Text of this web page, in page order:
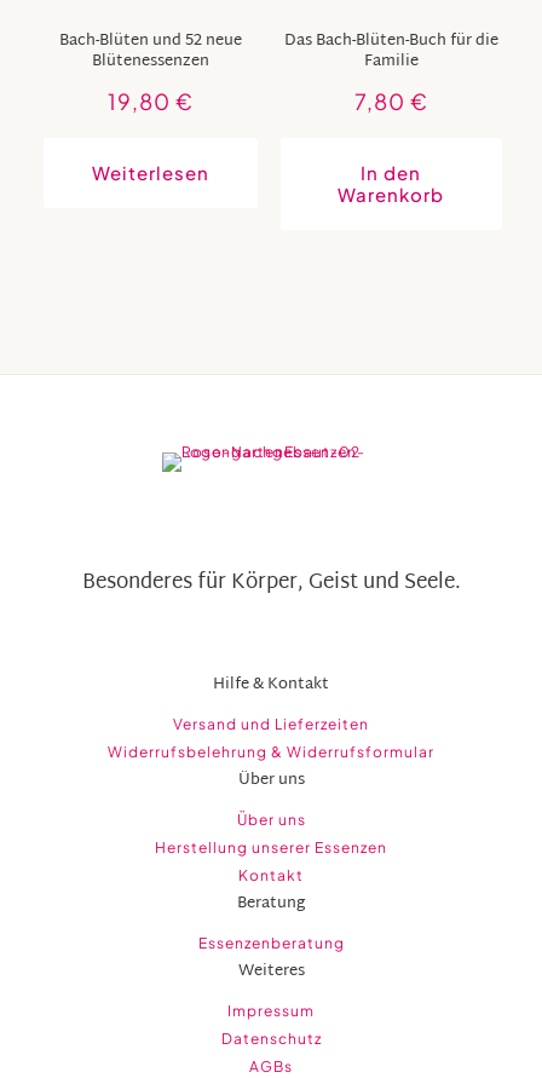
Bach-Blüten und 52 neue
Blütenessenzen
19,80€
Weiterlesen
Das Bach-Blüten-Buch für die
Familie
7,80 €
In den
Warenkorb
Besonderes für Körper, Geist und Seele.
Hilfe & Kontakt
Versand und Lieferzeiten
Widerrufsbelehrung & Widerrufsformular
Über uns
Über uns
Herstellung unserer Essenzen
Kontakt
Beratung
Essenzenberatung
Weiteres
Impressum
Datenschutz
AGBs